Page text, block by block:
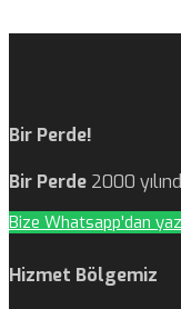
Bir Perde!
Bir Perde 2000
Bize Whatsapp'dan
Hizmet Bölgemiz